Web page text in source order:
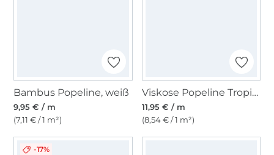
Bambus Popeline, weiß
9,95 € / m
(7,11 € / 1 m²)
Viskose Popeline Tropical, orange
11,95 € / m
(8,54 € / 1 m²)
-17%